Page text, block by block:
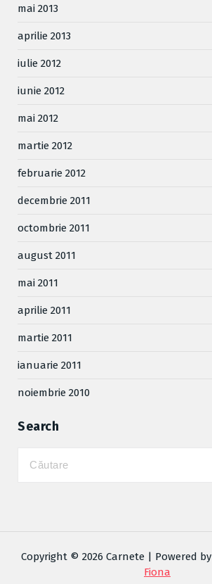
mai 2013
aprilie 2013
iulie 2012
iunie 2012
mai 2012
martie 2012
februarie 2012
decembrie 2011
octombrie 2011
august 2011
mai 2011
aprilie 2011
martie 2011
ianuarie 2011
noiembrie 2010
Search
Copyright © 2026 Carnete | Powered by
Fiona